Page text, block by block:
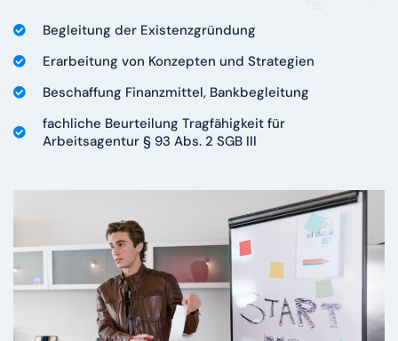
Begleitung der Existenzgründung
Erarbeitung von Konzepten und Strategien
Beschaffung Finanzmittel, Bankbegleitung
fachliche Beurteilung Tragfähigkeit für
Arbeitsagentur § 93 Abs. 2 SGB III